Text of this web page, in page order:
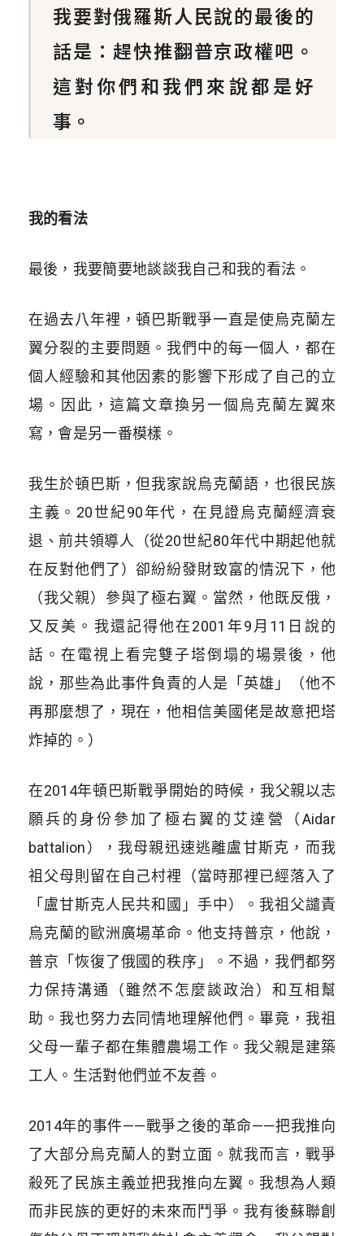
我要對俄羅斯人民說的最後的
話是：趕快推翻普京政權吧。
這對你們和我們來說都是好
事。
我的看法
最後，我要簡要地談談我自己和我的看法。
在過去八年裡，頓巴斯戰爭一直是使烏克蘭左
翼分裂的主要問題。我們中的每一個人，都在
個人經驗和其他因素的影響下形成了自己的立
場。因此，這篇文章換另一個烏克蘭左翼來
寫，會是另一番模樣。
我生於頓巴斯，但我家說烏克蘭語，也很民族
主義。20世紀90年代，在見證烏克蘭經濟衰
退、前共領導人（從20世紀80年代中期起他就
在反對他們了）卻紛紛發財致富的情況下，他
（我父親）參與了極右翼。當然，他既反俄，
又反美。我還記得他在2001年9月11日說的
話。在電視上看完雙子塔倒塌的場景後，他
說，那些為此事件負責的人是「英雄」（他不
再那麼想了，現在，他相信美國佬是故意把塔
炸掉的。）
在2014年頓巴斯戰爭開始的時候，我父親以志
願兵的身份參加了極右翼的艾達營（Aidar
battalion），我母親迅速逃離盧甘斯克，而我
祖父母則留在自己村裡（當時那裡已經落入了
「盧甘斯克人民共和國」手中）。我祖父譴責
烏克蘭的歐洲廣場革命。他支持普京，他說，
普京「恢復了俄國的秩序」。不過，我們都努
力保持溝通（雖然不怎麼談政治）和互相幫
助。我也努力去同情地理解他們。畢竟，我祖
父母一輩子都在集體農場工作。我父親是建築
工人。生活對他們並不友善。
2014年的事件——戰爭之後的革命——把我推向
了大部分烏克蘭人的對立面。就我而言，戰爭
殺死了民族主義並把我推向左翼。我想為人類
而非民族的更好的未來而鬥爭。我有後蘇聯創